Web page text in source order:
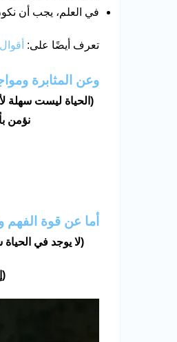
في العلم، يجب أن
تعرف أيضًا على:
وعن المثابرة
(الحياة ليست سهلة
نؤمن
أما عن قوة الفهم
(لا يوجد في